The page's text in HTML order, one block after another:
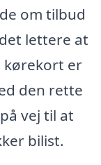
om tilbud
lettere at
kørekort er
den rette
vej til at
bilist.